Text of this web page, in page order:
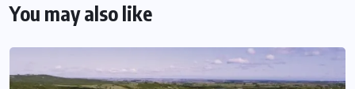
You may also like